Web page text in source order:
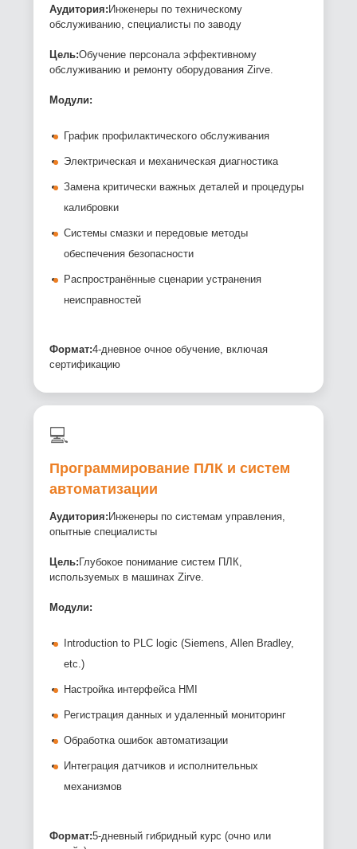
Аудитория: Инженеры по техническому
обслуживанию, специалисты по заводу
Цель:Обучение персонала эффективному
обслуживанию и ремонту оборудования Zirve.
Модули:
График профилактического обслуживания
Электрическая и механическая диагностика
Замена критически важных деталей и процедуры
калибровки
Системы смазки и передовые методы
обеспечения безопасности
Распространённые сценарии устранения
неисправностей
Формат:4-дневное очное обучение, включая
сертификацию
💻
Программирование ПЛК и систем
автоматизации
Аудитория: Инженеры по системам управления,
опытные специалисты
Цель: Глубокое понимание систем ПЛК,
используемых в машинах Zirve.
Модули:
Introduction to PLC logic (Siemens, Allen Bradley,
etc.)
Настройка интерфейса HMI
Регистрация данных и удаленный мониторинг
Обработка ошибок автоматизации
Интеграция датчиков и исполнительных
механизмов
Формат:5-дневный гибридный курс (очно или